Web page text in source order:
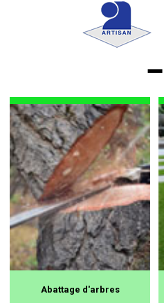
Abattage d'arbres